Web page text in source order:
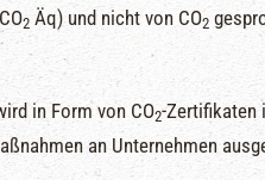
2 Äq) und nicht von CO2
in Form von CO2-Zertifikaten
an Unternehmen